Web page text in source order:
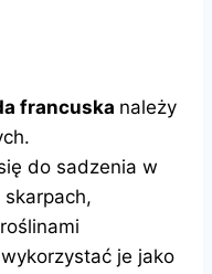
francuska należy
do sadzenia w
je jako